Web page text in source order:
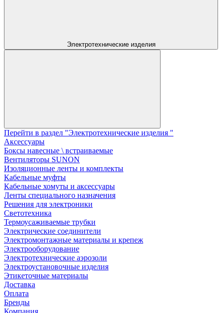
Электротехнические изделия
Перейти в раздел "Электротехнические изделия "
Аксессуары
Боксы навесные \ встраиваемые
Вентиляторы SUNON
Изоляционные ленты и комплекты
Кабельные муфты
Кабельные хомуты и аксессуары
Ленты специального назначения
Решения для электроники
Светотехника
Термоусаживаемые трубки
Электрические соединители
Электромонтажные материалы и крепеж
Электрооборудование
Электротехнические аэрозоли
Электроустановочные изделия
Этикеточные материалы
Доставка
Оплата
Бренды
Компания